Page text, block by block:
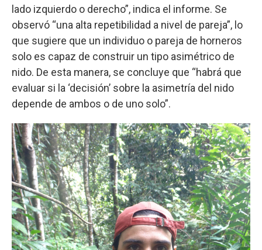
lado izquierdo o derecho”, indica el informe. Se
observó “una alta repetibilidad a nivel de pareja”, lo
que sugiere que un individuo o pareja de horneros
solo es capaz de construir un tipo asimétrico de
nido. De esta manera, se concluye que “habrá que
evaluar si la ‘decisión’ sobre la asimetría del nido
depende de ambos o de uno solo”.